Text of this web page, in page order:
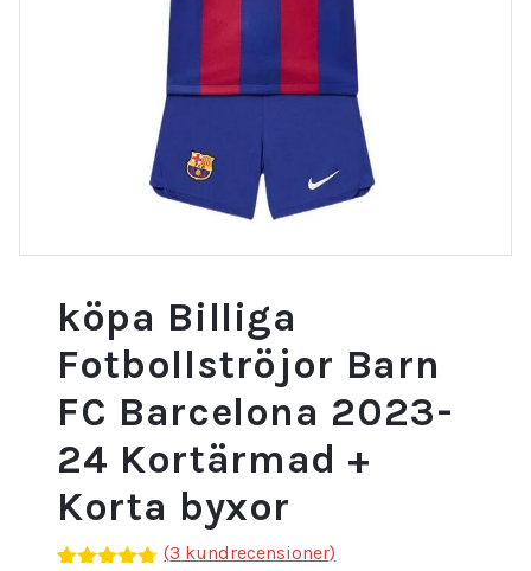
köpa Billiga
Fotbollströjor Barn
FC Barcelona 2023-
24 Kortärmad +
Korta byxor
(3 kundrecensioner)